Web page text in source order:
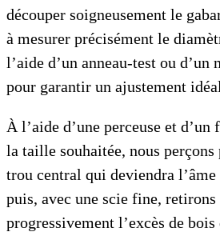
découper soigneusement le
à mesurer précisément le
l’aide d’un anneau-test ou
pour garantir un ajustement
À l’aide d’une perceuse et d’un
la taille souhaitée, nous perçons
trou central qui deviendra l’âme
puis, avec une scie fine, retirons
progressivement l’excès de